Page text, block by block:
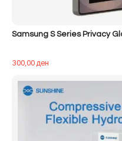
Samsung S Series Privacy
300,00ден